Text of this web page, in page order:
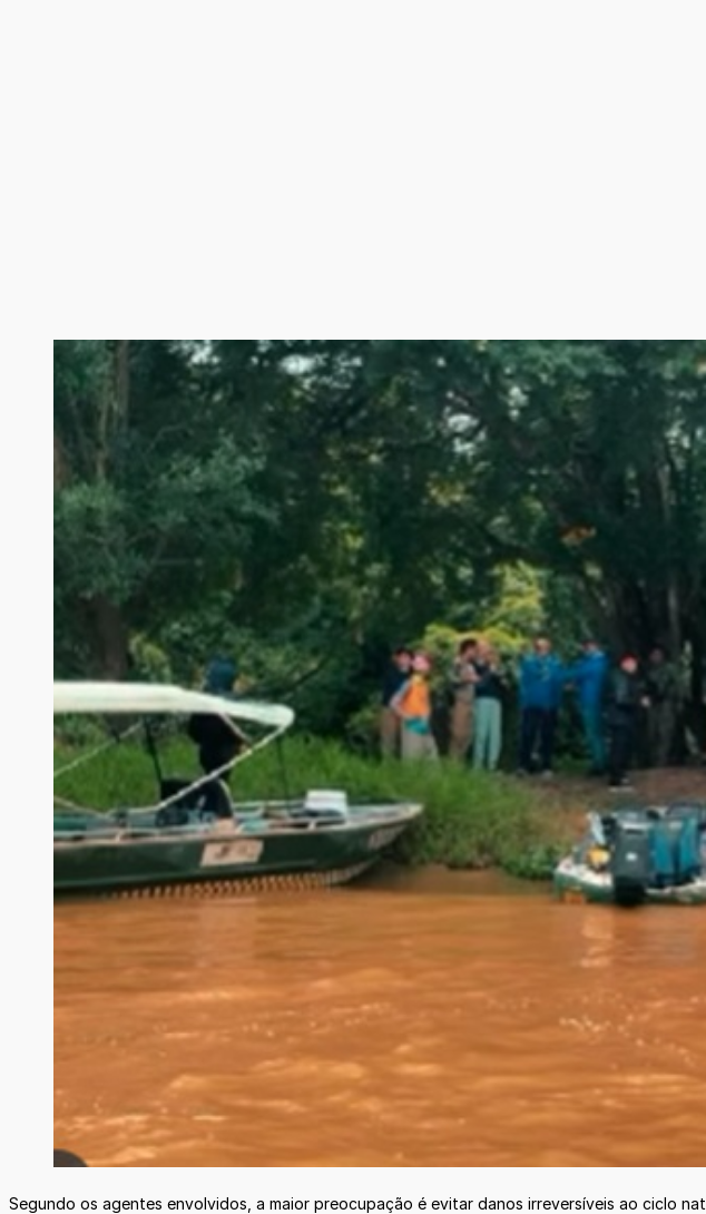
Segundo os agentes envolvidos, a maior preocupação é evitar danos irreversíveis ao ciclo